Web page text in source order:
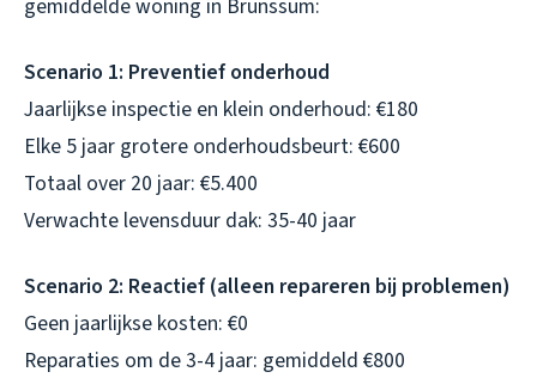
gemiddelde woning in Brunssum:
Scenario 1: Preventief onderhoud
Jaarlijkse inspectie en klein onderhoud: €180
Elke 5 jaar grotere onderhoudsbeurt: €600
Totaal over 20 jaar: €5.400
Verwachte levensduur dak: 35-40 jaar
Scenario 2: Reactief (alleen repareren bij problemen)
Geen jaarlijkse kosten: €0
Reparaties om de 3-4 jaar: gemiddeld €800